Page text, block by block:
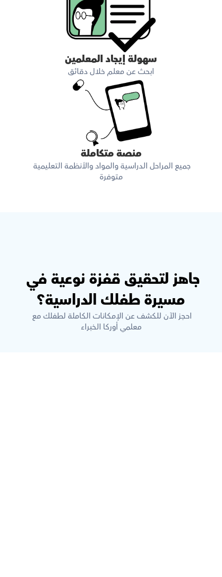
سهولة إيجاد المعلمين
ابحث عن معلم خلال دقائق
منصة متكاملة
متوفرة
مسيرة طفلك الدراسية؟
معلمي أوركا الخبراء